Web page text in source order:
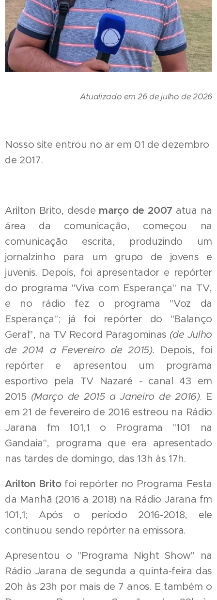
Atualizado em 26 de julho de 2026
Nosso site entrou no ar em 01 de dezembro
de 2017.
Arilton Brito, desde março de 2007 atua na
área da comunicação, começou na
comunicação escrita, produzindo um
jornalzinho para um grupo de jovens e
juvenis. Depois, foi apresentador e repórter
do programa "Viva com Esperança" na TV,
e no rádio fez o programa "Voz da
Esperança"; já foi repórter do "Balanço
Geral", na TV Record Paragominas (de Julho
de 2014 a Fevereiro de 2015). Depois, foi
repórter e apresentou um programa
esportivo pela TV Nazaré - canal 43 em
2015 (Março de 2015 a Janeiro de 2016). E
em 21 de fevereiro de 2016 estreou na Rádio
Jarana fm 101,1 o Programa "101 na
Gandaia", programa que era apresentado
nas tardes de domingo, das 13h às 17h.
Arilton Britofoi repórter no Programa Festa
da Manhã (2016 a 2018) na Rádio Jarana fm
101,1; Após o período 2016-2018, ele
continuou sendo repórter na emissora.
Apresentou o "Programa Night Show" na
Rádio Jarana de segunda a quinta-feira das
20h às 23h por mais de 7 anos. E também o